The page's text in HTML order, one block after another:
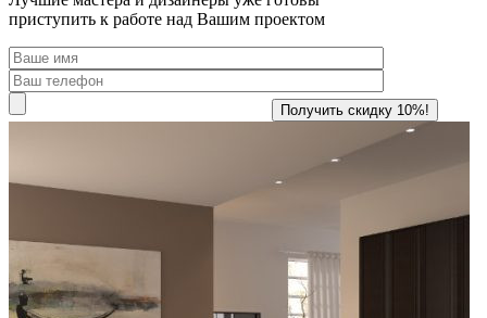
приступить к работе над Вашим проектом